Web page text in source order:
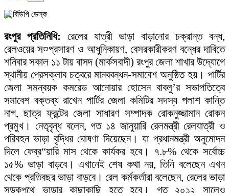
বিডিপি ডেস্ক
রংপুর প্রতিনিধি: রেলের যাত্রী ভাড়া বাড়ানোর চক্রান্ত বন্ধ,
রেলওয়ের স¤প্রসারণ ও আধুনিকায়ণ, বেসরকারীকরণ বন্ধের দাবিতে
শনিবার সকাল ১১ টায় বাসদ (মার্কসবাদী) রংপুর জেলা শাখার উদ্যোগে
স্থানীয় প্রেসক্লাব চত্বরে মানববন্ধন-সমাবেশ অনুষ্ঠিত হয়। পার্টির
জেলা সমন্বয়ক কমরেড আনোয়ার হোসেন বাবলু’র সভাপতিত্বে
সমাবেশ বক্তব্য রাখেন পার্টির জেলা কমিটির সদস্য পলাশ কান্তি
নাগ, ছাত্র ফ্রন্টের জেলা সাধারণ সম্পাদক রোকনুজ্জামান রোকন
প্রমুখ। নেতৃবৃন্ধ বলেন, গত ১৪ জানুয়ারি রেলমন্ত্রী রেলযাত্রী ও
পরিবহন ভাড়া বৃদ্ধির ঘোষণা দিয়েছেন। যা প্রধানমন্ত্রী অনুমোদন
দিলে ফেব্র“য়ারি মাস থেকে কার্যকর হবে। ৭.৮% থেকে সর্বোচ্চ
১৫% ভাড়া বাড়বে। এখানেই শেষ কথা নয়, তিনি বলেছেন এখন
থেকে প্রতিবছর ভাড়া বাড়বে। রেল কর্মকর্তারা বলেছেন, রেলের ভাড়া
সড়কপথে ভাড়ার কাছাকাছি হতে হবে। গত ২০১২ সালেও